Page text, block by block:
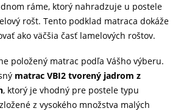
ráme, ktorý nahradzuje u postele
rošt. Tento podklad matraca dokáže
ako väčšia časť lamelových roštov.
položený matrac podľa Vášho výberu.
matrac VBI2 tvorený jadrom z
, ktorý je vhodný pre postele typu
z vysokého množstva malých